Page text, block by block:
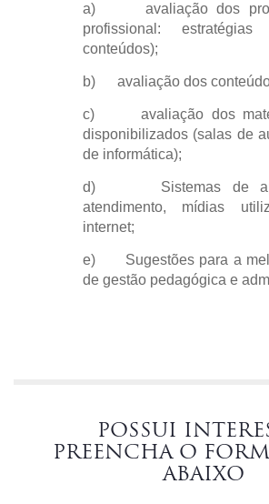
a) avaliação dos
profissional:
conteúdos);
b) avaliação dos
c) avaliação dos
disponibilizados (salas de
de informática);
d) Sistemas de
atendimento, mídias
internet;
e) Sugestões para a
de gestão pedagógica e
POSSUI
PREENCHA O
ABAIXO